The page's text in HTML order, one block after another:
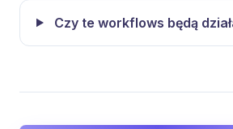
Czy te workflows będą